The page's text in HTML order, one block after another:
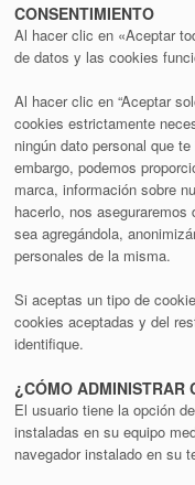
CONSENTIMIENTO
Al hacer clic en «Aceptar
de datos y las cookies
Al hacer clic en “Aceptar
cookies estrictamente
ningún dato personal que
embargo, podemos
marca, información sobre
hacerlo, nos
sea agregándola,
personales de la misma.
Si aceptas un tipo de
cookies aceptadas y del
identifique.
¿CÓMO ADMINISTRAR
El usuario tiene la opción
instaladas en su equipo
navegador instalado en su